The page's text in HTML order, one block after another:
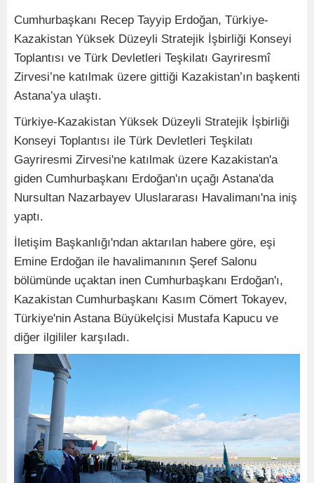
Cumhurbaşkanı Recep Tayyip Erdoğan, Türkiye-
Kazakistan Yüksek Düzeyli Stratejik İşbirliği Konseyi
Toplantısı ve Türk Devletleri Teşkilatı Gayriresmî
Zirvesi’ne katılmak üzere gittiği Kazakistan’ın başkenti
Astana’ya ulaştı.
Türkiye-Kazakistan Yüksek Düzeyli Stratejik İşbirliği
Konseyi Toplantısı ile Türk Devletleri Teşkilatı
Gayriresmi Zirvesi'ne katılmak üzere Kazakistan'a
giden Cumhurbaşkanı Erdoğan'ın uçağı Astana'da
Nursultan Nazarbayev Uluslararası Havalimanı'na iniş
yaptı.
İletişim Başkanlığı'ndan aktarılan habere göre, eşi
Emine Erdoğan ile havalimanının Şeref Salonu
bölümünde uçaktan inen Cumhurbaşkanı Erdoğan'ı,
Kazakistan Cumhurbaşkanı Kasım Cömert Tokayev,
Türkiye'nin Astana Büyükelçisi Mustafa Kapucu ve
diğer ilgililer karşıladı.